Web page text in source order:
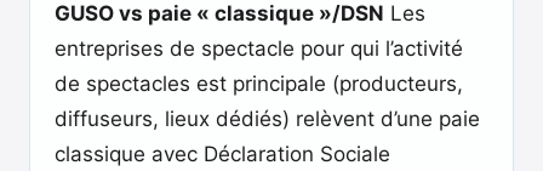
GUSO vs paie « classique »/DSN Les
entreprises de spectacle pour qui l’activité
de spectacles est principale (producteurs,
diffuseurs, lieux dédiés) relèvent d’une paie
classique avec Déclaration Sociale